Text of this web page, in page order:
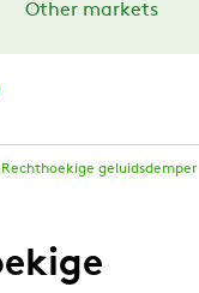
Other markets
Rechthoekige geluidsdemper